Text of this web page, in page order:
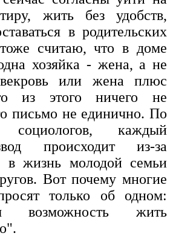
жить без удобств,
в родительских
считаю, что в доме
хозяйка - жена, а не
или жена плюс
из этого ничего не
письмо не единично. По
социологов, каждый
происходит из-за
в жизнь молодой семьи
Вот почему многие
только об одном:
возможность жить